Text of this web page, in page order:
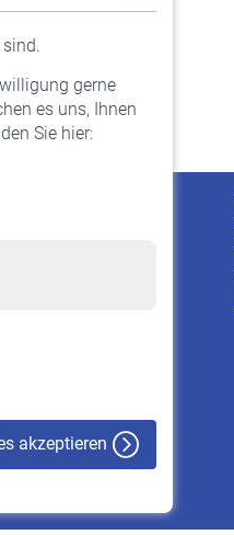
gerne
es uns, Ihnen
Sie hier:
akzeptieren